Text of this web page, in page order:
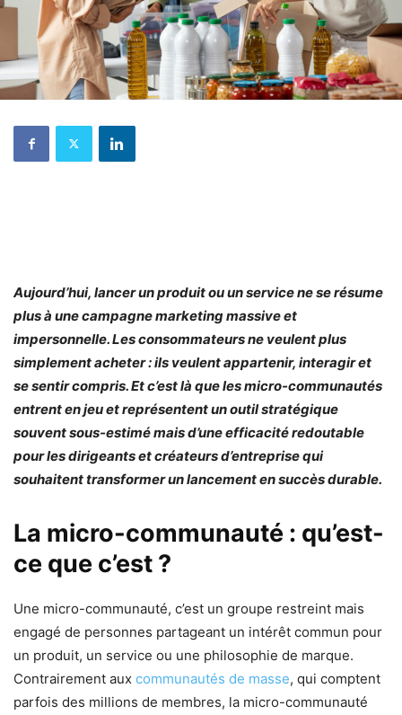
Aujourd’hui, lancer un produit ou un service ne se résume
plus à une campagne marketing massive et
impersonnelle. Les consommateurs ne veulent plus
simplement acheter : ils veulent appartenir, interagir et
se sentir compris. Et c’est là que les micro-communautés
entrent en jeu et représentent un outil stratégique
souvent sous-estimé mais d’une efficacité redoutable
pour les dirigeants et créateurs d’entreprise qui
souhaitent transformer un lancement en succès durable.
La micro-communauté : qu’est-
ce que c’est ?
Une micro-communauté, c’est un groupe restreint mais
engagé de personnes partageant un intérêt commun pour
un produit, un service ou une philosophie de marque.
Contrairement aux communautés de masse, qui comptent
parfois des millions de membres, la micro-communauté